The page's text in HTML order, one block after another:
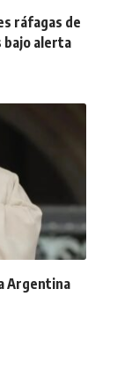
ráfagas de
bajo alerta
Argentina